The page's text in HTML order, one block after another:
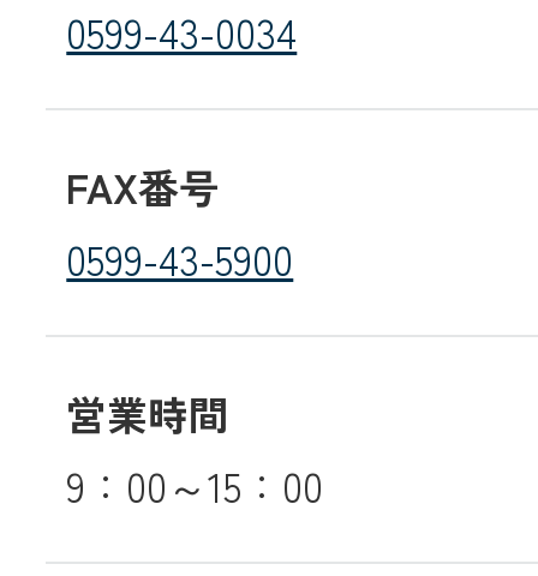
0599-43-0034
FAX番号
0599-43-5900
営業時間
9：00～15：00